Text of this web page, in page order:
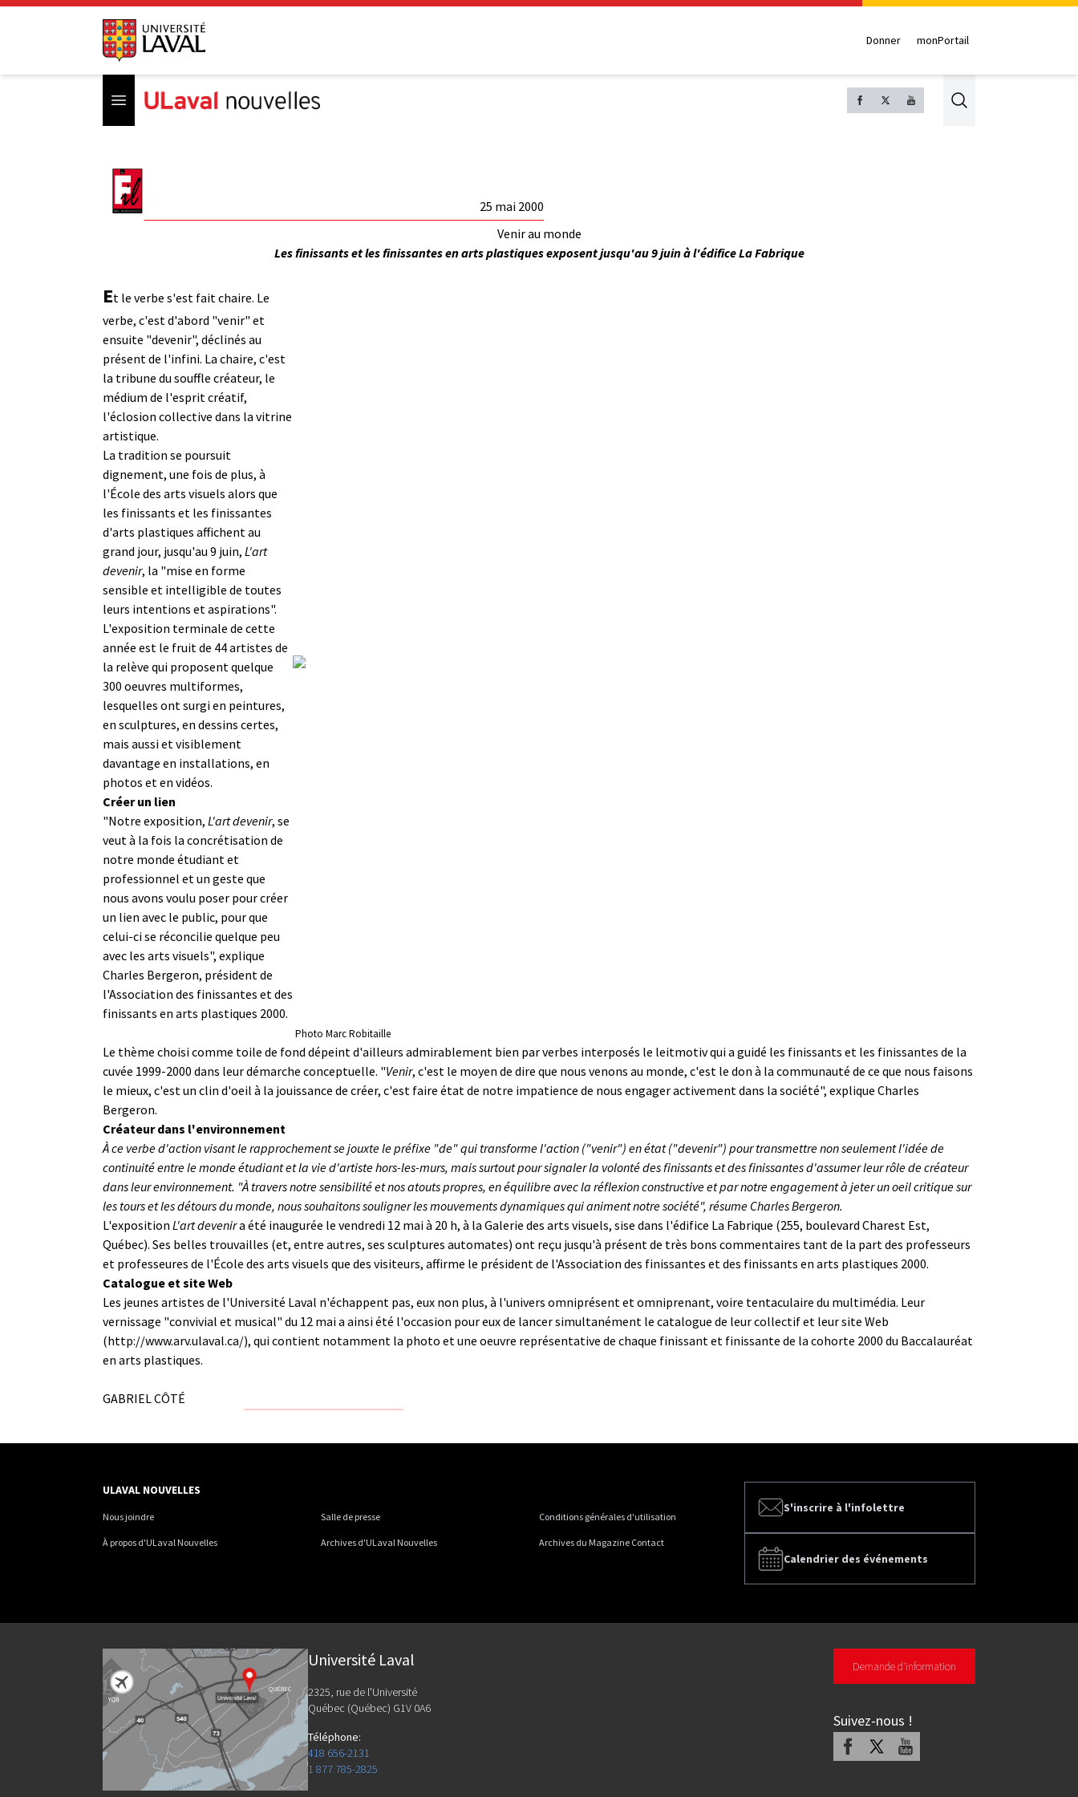
Donner monPortail
Open menu Search
25 mai 2000
Venir au monde
Les finissants et les finissantes en arts plastiques exposent jusqu'au 9 juin à l'édifice La Fabrique
Et le verbe s'est fait chaire. Le
verbe, c'est d'abord "venir" et
ensuite "devenir", déclinés au
présent de l'infini. La chaire, c'est
la tribune du souffle créateur, le
médium de l'esprit créatif,
l'éclosion collective dans la vitrine
artistique.
La tradition se poursuit
dignement, une fois de plus, à
l'École des arts visuels alors que
les finissants et les finissantes
d'arts plastiques affichent au
grand jour, jusqu'au 9 juin, L'art
devenir, la "mise en forme
sensible et intelligible de toutes
leurs intentions et aspirations".
L'exposition terminale de cette
année est le fruit de 44 artistes de
la relève qui proposent quelque
300 oeuvres multiformes,
lesquelles ont surgi en peintures,
en sculptures, en dessins certes,
mais aussi et visiblement
davantage en installations, en
photos et en vidéos.
Créer un lien
"Notre exposition, L'art devenir, se
veut à la fois la concrétisation de
notre monde étudiant et
professionnel et un geste que
nous avons voulu poser pour créer
un lien avec le public, pour que
celui-ci se réconcilie quelque peu
avec les arts visuels", explique
Charles Bergeron, président de
l'Association des finissantes et des
finissants en arts plastiques 2000.
Photo Marc Robitaille
Le thème choisi comme toile de fond dépeint d'ailleurs admirablement bien par verbes interposés le leitmotiv qui a guidé les finissants et les finissantes de la
cuvée 1999-2000 dans leur démarche conceptuelle. "Venir, c'est le moyen de dire que nous venons au monde, c'est le don à la communauté de ce que nous faisons
le mieux, c'est un clin d'oeil à la jouissance de créer, c'est faire état de notre impatience de nous engager activement dans la société", explique Charles
Bergeron.
Créateur dans l'environnement
À ce verbe d'action visant le rapprochement se jouxte le préfixe "de" qui transforme l'action ("venir") en état ("devenir") pour transmettre non seulement l'idée de
continuité entre le monde étudiant et la vie d'artiste hors-les-murs, mais surtout pour signaler la volonté des finissants et des finissantes d'assumer leur rôle de créateur
dans leur environnement. "À travers notre sensibilité et nos atouts propres, en équilibre avec la réflexion constructive et par notre engagement à jeter un oeil critique sur
les tours et les détours du monde, nous souhaitons souligner les mouvements dynamiques qui animent notre société", résume Charles Bergeron.
L'exposition L'art devenira été inaugurée le vendredi 12 mai à 20 h, à la Galerie des arts visuels, sise dans l'édifice La Fabrique (255, boulevard Charest Est,
Québec). Ses belles trouvailles (et, entre autres, ses sculptures automates) ont reçu jusqu'à présent de très bons commentaires tant de la part des professeurs
et professeures de l'École des arts visuels que des visiteurs, affirme le président de l'Association des finissantes et des finissants en arts plastiques 2000.
Catalogue et site Web
Les jeunes artistes de l'Université Laval n'échappent pas, eux non plus, à l'univers omniprésent et omniprenant, voire tentaculaire du multimédia. Leur
vernissage "convivial et musical" du 12 mai a ainsi été l'occasion pour eux de lancer simultanément le catalogue de leur collectif et leur site Web
(http://www.arv.ulaval.ca/), qui contient notamment la photo et une oeuvre représentative de chaque finissant et finissante de la cohorte 2000 du Baccalauréat
en arts plastiques.
GABRIEL CÔTÉ
S'inscrire à l'infolettre
Calendrier des événements
ULAVAL NOUVELLES
Nous joindre Salle de presse Conditions générales d'utilisation
À propos d'ULaval Nouvelles Archives d'ULaval Nouvelles Archives du Magazine Contact
Université Laval
2325, rue de l'Université
Québec (Québec) G1V 0A6
Téléphone:
418 656-2131
1 877 785-2825
Demande d'information
Suivez-nous !
Facebook Youtube